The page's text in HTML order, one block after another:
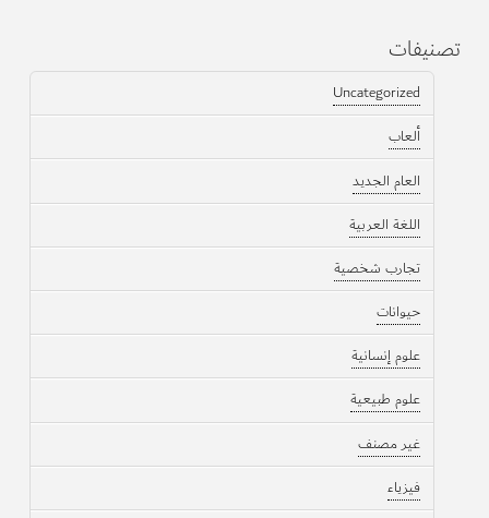
تصنيفات
Uncategorized
ألعاب
العام الجديد
اللغة العربية
تجارب شخصية
حيوانات
علوم إنسانية
علوم طبيعية
غير مصنف
فيزياء